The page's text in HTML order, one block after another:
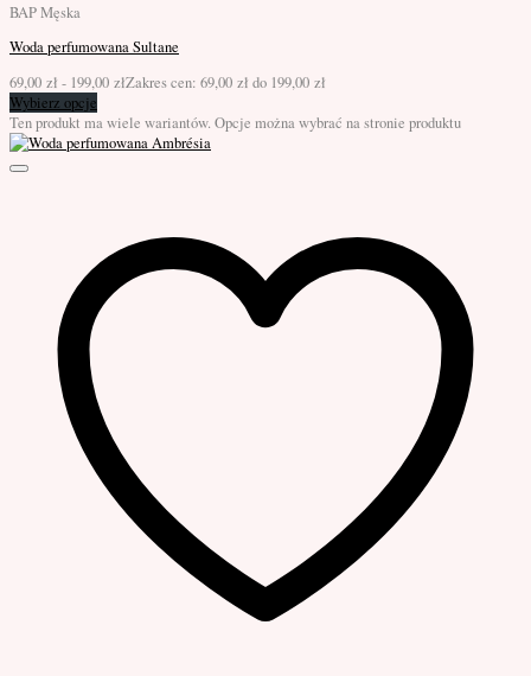
BAP Męska
Woda perfumowana Sultane
69,00 zł - 199,00 złZakres cen: 69,00 zł do 199,00 zł
Wybierz opcje
Ten produkt ma wiele wariantów. Opcje można wybrać na stronie produktu